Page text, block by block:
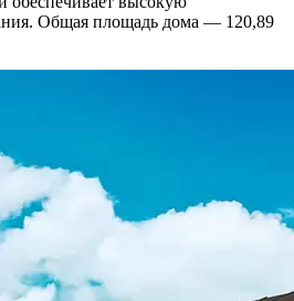
Общая площадь дома — 120,89